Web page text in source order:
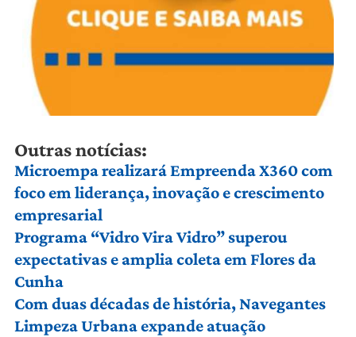
Outras notícias:
Microempa realizará Empreenda X360 com
foco em liderança, inovação e crescimento
empresarial
Programa “Vidro Vira Vidro” superou
expectativas e amplia coleta em Flores da
Cunha
Com duas décadas de história, Navegantes
Limpeza Urbana expande atuação